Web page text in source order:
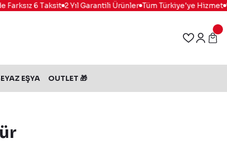
6 Taksit 2 Yıl Garantili Ürünler Tüm Türkiye'ye Hizmet
EŞYA OUTLET 🎁